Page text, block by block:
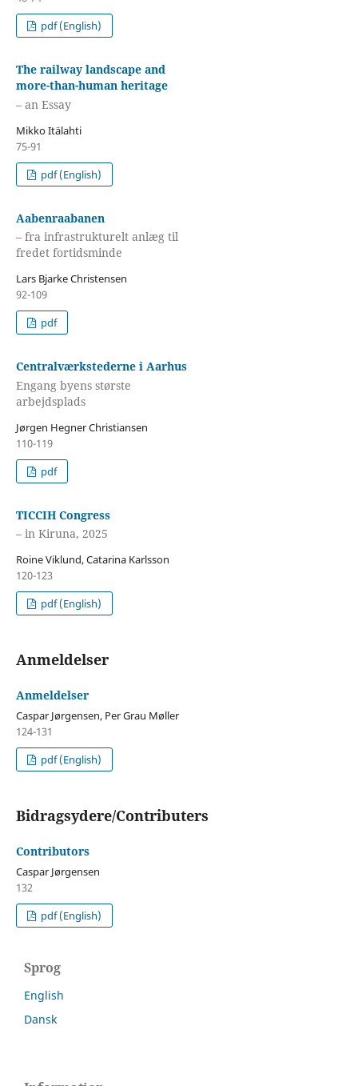
pdf (English)
The railway landscape and
more-than-human heritage
– an Essay
Mikko Itälahti
75-91
pdf (English)
Aabenraabanen
– fra infrastrukturelt anlæg til
fredet fortidsminde
Lars Bjarke Christensen
92-109
pdf
Centralværkstederne i Aarhus
Engang byens største
arbejdsplads
Jørgen Hegner Christiansen
110-119
pdf
TICCIH Congress
– in Kiruna, 2025
Roine Viklund, Catarina Karlsson
120-123
pdf (English)
Anmeldelser
Anmeldelser
Caspar Jørgensen, Per Grau Møller
124-131
pdf (English)
Bidragsydere/Contributers
Contributors
Caspar Jørgensen
132
pdf (English)
Sprog
English
Dansk